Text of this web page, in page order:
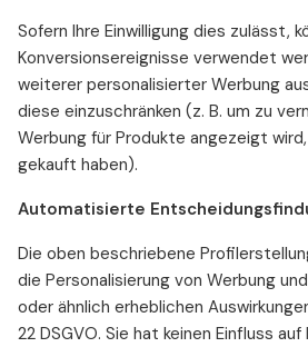
Sofern Ihre Einwilligung dies zulässt,
Konversionsereignisse verwendet
weiterer personalisierter Werbung
diese einzuschränken (z. B. um zu
Werbung für Produkte angezeigt
gekauft haben).
Automatisierte
Die oben beschriebene
die Personalisierung von Werbung
oder ähnlich erheblichen
22 DSGVO. Sie hat keinen Einfluss